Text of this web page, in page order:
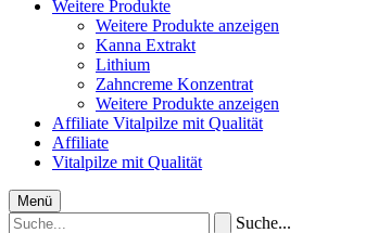
Weitere Produkte
Weitere Produkte anzeigen
Kanna Extrakt
Lithium
Zahncreme Konzentrat
Weitere Produkte anzeigen
Affiliate Vitalpilze mit Qualität
Affiliate
Vitalpilze mit Qualität
Menü
Suche...